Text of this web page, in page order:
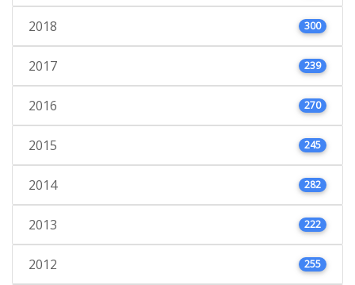
2018 300
2017 239
2016 270
2015 245
2014 282
2013 222
2012 255